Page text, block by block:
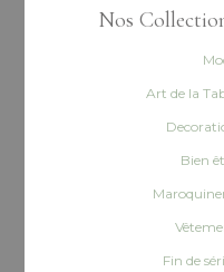
Nos
Art de la
Bien
Fin de